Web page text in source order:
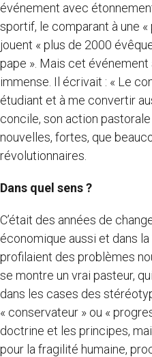
événement avec
sportif, le comparant à une
jouent « plus de 2000
pape ». Mais cet
immense. Il écrivait : « Le
étudiant et à me convertir
concile, son action
nouvelles, fortes, que
révolutionnaires.
Dans quel sens ?
C’était des années de
économique aussi et dans
profilaient des problèmes
se montre un vrai pasteur,
dans les cases des
« conservateur » ou «
doctrine et les principes,
pour la fragilité humaine,